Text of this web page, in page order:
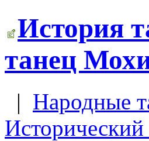
История
танец
| Народные
Исторический